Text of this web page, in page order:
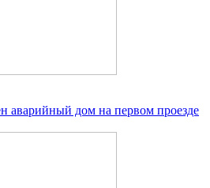
аварийный дом на первом проезде